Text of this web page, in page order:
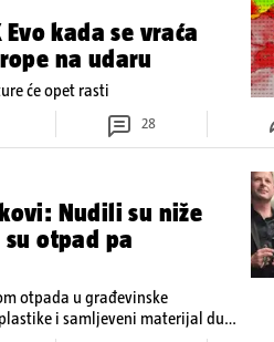
Evo kada se vraća
na udaru
će opet rasti
28
Nudili su niže
otpad pa
otpada u građevinske
i samljeveni materijal dugo